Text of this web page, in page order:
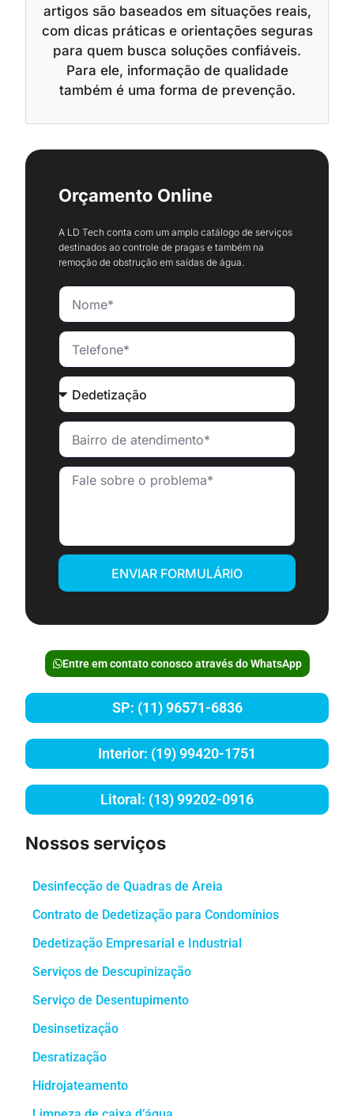
artigos são baseados em situações reais,
com dicas práticas e orientações seguras
para quem busca soluções confiáveis.
Para ele, informação de qualidade
também é uma forma de prevenção.
Orçamento Online
A LD Tech conta com um amplo catálogo de serviços
destinados ao controle de pragas e também na
remoção de obstrução em saídas de água.
ENVIAR FORMULÁRIO
Entre em contato conosco através do WhatsApp
SP: (11) 96571-6836
Interior: (19) 99420-1751
Litoral: (13) 99202-0916
Nossos serviços
Desinfecção de Quadras de Areia
Contrato de Dedetização para Condomínios
Dedetização Empresarial e Industrial
Serviços de Descupinização
Serviço de Desentupimento
Desinsetização
Desratização
Hidrojateamento